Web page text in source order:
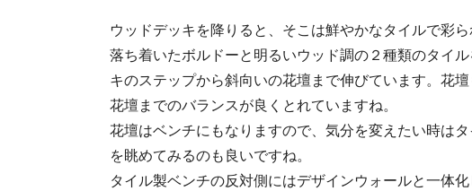
ウッドデッキを降りると、そこは鮮やかなタイルで彩
落ち着いたボルドーと明るいウッド調の２種類のタイ
キのステップから斜向いの花壇まで伸びています。花
花壇までのバランスが良くとれていますね。
花壇はベンチにもなりますので、気分を変えたい時は
を眺めてみるのも良いですね。
タイル製ベンチの反対側にはデザインウォールと一体